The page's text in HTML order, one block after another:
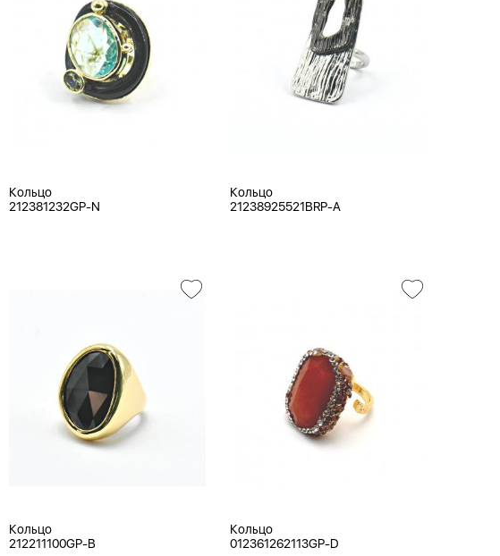
Кольцо
212381232GP-N
Кольцо
21238925521BRP-A
Кольцо
212211100GP-B
Кольцо
012361262113GP-D